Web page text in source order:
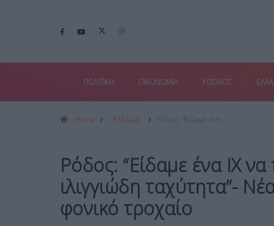
ΠΟΛΙΤΙΚΗ ΟΙΚΟΝΟΜΙΑ ΚΟΣΜΟΣ
Home Ελλάδα Ρόδος: “Είδαμε ένα…
Ρόδος: “Είδαμε ένα ΙΧ να
ιλιγγιώδη ταχύτητα”-
φονικό τροχαίο